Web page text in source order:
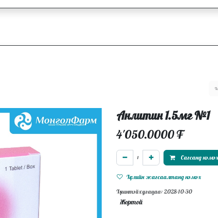
Анлитин 1.5мг №1
4'050.0000₮
Сагсанд нэмэх
Хүслийн жагсаалтанд нэмэх
Хүчинтэй хугацаа: 2028-10-30
Жортой